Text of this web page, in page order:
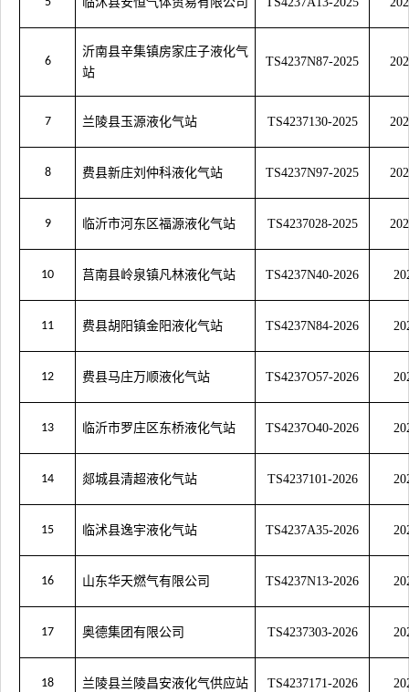
6
沂南县辛集镇房家庄子液化气
站
TS4237N87-2025
7 兰陵县玉源液化气站 TS4237130-2025
8 费县新庄刘仲科液化气站 TS4237N97-2025
9 临沂市河东区福源液化气站 TS4237028-2025
10 莒南县岭泉镇凡林液化气站 TS4237N40-2026
11 费县胡阳镇金阳液化气站 TS4237N84-2026
12 费县马庄万顺液化气站 TS4237O57-2026
13 临沂市罗庄区东桥液化气站 TS4237O40-2026
14 郯城县清超液化气站 TS4237101-2026
15 临沭县逸宇液化气站 TS4237A35-2026
16 山东华天燃气有限公司 TS4237N13-2026
17 奥德集团有限公司 TS4237303-2026
18 兰陵县兰陵昌安液化气供应站 TS4237171-2026